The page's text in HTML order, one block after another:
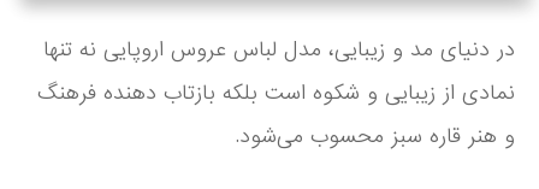
در دنیای مد و زیبایی، مدل لباس عروس اروپایی نه تنها
نمادی از زیبایی و شکوه است بلکه بازتاب دهنده فرهنگ
و هنر قاره سبز محسوب می‌شود.